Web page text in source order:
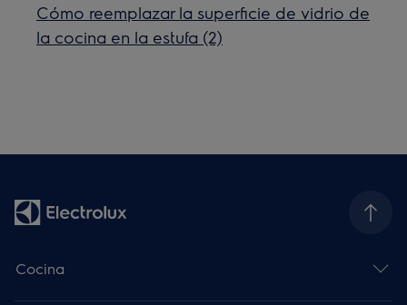
Cómo reemplazar la superficie de vidrio de
la cocina en la estufa (2)
Cocina